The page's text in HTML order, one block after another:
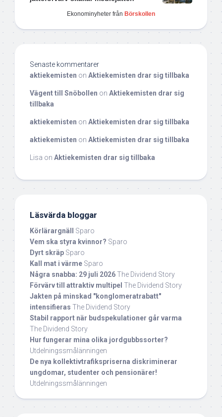
Ekonominyheter från Börskollen
Senaste kommentarer
aktiekemisten on Aktiekemisten drar sig tillbaka
Vägent till Snöbollen on Aktiekemisten drar sig
tillbaka
aktiekemisten on Aktiekemisten drar sig tillbaka
aktiekemisten on Aktiekemisten drar sig tillbaka
Lisa on Aktiekemisten drar sig tillbaka
Läsvärda bloggar
Körlärargnäll
Sparo
Vem ska styra kvinnor? Sparo
Dyrt skräp Sparo
Kall mat i värme Sparo
Några snabba: 29 juli 2026The Dividend Story
Förvärv till attraktiv multipel The Dividend Story
Jakten på minskad "konglomeratrabatt"
intensifieras The Dividend Story
Stabil rapport när budspekulationer går varma
The Dividend Story
Hur fungerar mina olika jordgubbssorter?
Utdelningssmålänningen
De nya kollektivtrafikspriserna diskriminerar
ungdomar, studenter och pensionärer!
Utdelningssmålänningen